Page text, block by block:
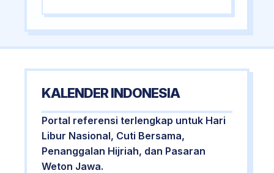
KALENDER INDONESIA
Portal referensi terlengkap untuk Hari
Libur Nasional, Cuti Bersama,
Penanggalan Hijriah, dan Pasaran
Weton Jawa.